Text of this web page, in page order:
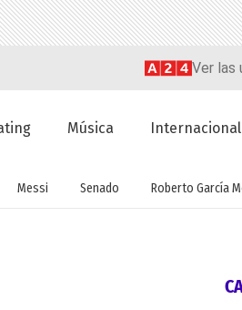
Ver las
Música
Messi Senado Roberto García